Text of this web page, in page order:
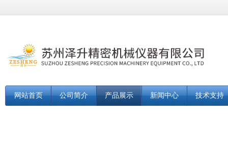
网站首页 公司简介 产品展示 新闻中心 技术支持